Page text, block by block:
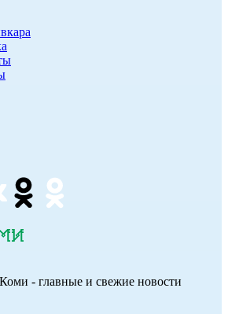
- главные и свежие новости